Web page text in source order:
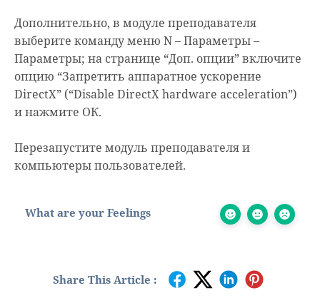
Дополнительно, в модуле преподавателя
выберите команду меню N – Параметры –
Параметры; на странице “Доп. опции” включите
опцию “Запретить аппаратное ускорение
DirectX” (“Disable DirectX hardware acceleration”)
и нажмите ОК.
Перезапустите модуль преподавателя и
компьютеры пользователей.
What are your Feelings
Share This Article :